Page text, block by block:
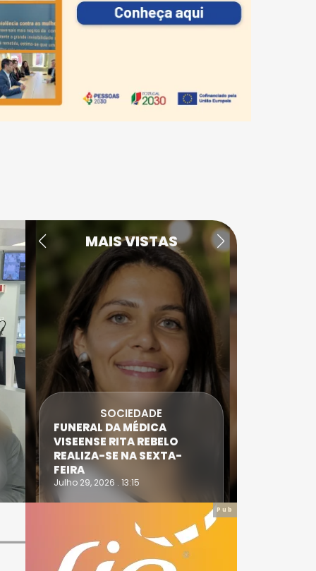
MAIS VISTAS
SOCIEDADE
FUNERAL DA MÉDICA
VISEENSE RITA REBELO
REALIZA-SE NA SEXTA-
FEIRA
Julho 29, 2026 . 13:15 Julho 28, 2026 . 16:14
Pub